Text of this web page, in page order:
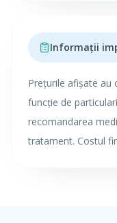
Informații
Prețurile afișate au
funcție de
recomandarea
tratament. Costul